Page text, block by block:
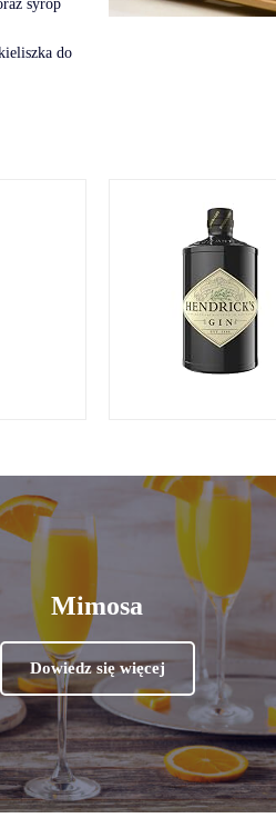
syrop
do
Mimosa
Dowiedz się więcej